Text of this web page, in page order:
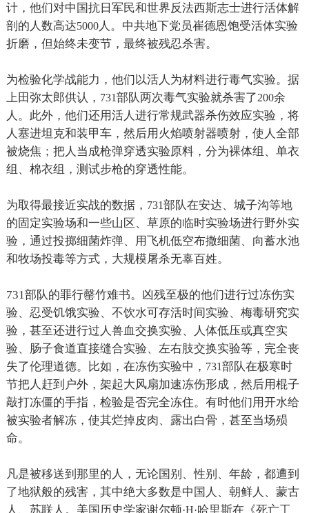
计，他们对中国抗日军民和世界反法西斯志士进行活体解
剖的人数高达5000人。中共地下党员崔德恩饱受活体实验
折磨，但始终未变节，最终被残忍杀害。
为检验化学战能力，他们以活人为材料进行毒气实验。据
上田弥太郎供认， 731部队两次毒气实验就杀害了200余
人。此外，他们还用活人进行常规武器杀伤效应实验，将
人塞进坦克和装甲车，然后用火焰喷射器喷射，使人全部
被烧焦；把人当成枪弹穿透实验原料，分为裸体组、单衣
组、棉衣组，测试步枪的穿透性能。
为取得最接近实战的数据， 731部队在安达、城子沟等地
的固定实验场和一些山区、草原的临时实验场进行野外实
验，通过投掷细菌炸弹、用飞机低空布撒细菌、向蓄水池
和牧场投毒等方式，大规模屠杀无辜百姓。
731部队的罪行罄竹难书。凶残至极的他们进行过冻伤实
验、忍受饥饿实验、不饮水可存活时间实验、梅毒研究实
验，甚至还进行过人兽血交换实验、人体低压或真空实
验、肠子食道直接缝合实验、左右肢交换实验等，完全丧
失了伦理道德。比如，在冻伤实验中， 731部队在极寒时
节把人赶到户外，架起大风扇加速冻伤形成，然后用棍子
敲打冻僵的手指，检验是否完全冻住。有时他们用开水给
被实验者解冻，使其烂掉皮肉、露出白骨，甚至当场殒
命。
凡是被移送到那里的人，无论国别、性别、年龄，都遭到
了地狱般的残害，其中绝大多数是中国人、朝鲜人、蒙古
人、苏联人。美国历史学家谢尔顿·H·哈里斯在《死亡工